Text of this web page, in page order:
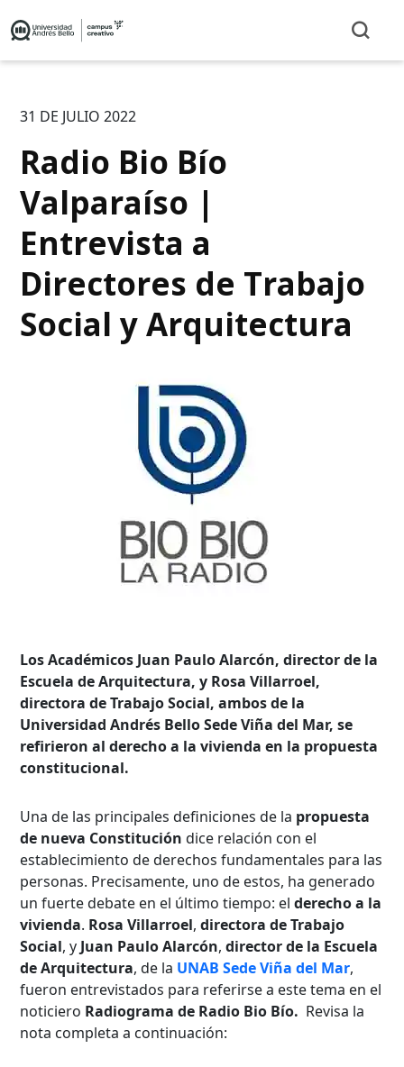
31 DE JULIO 2022
Radio Bio Bío
Valparaíso |
Entrevista a
Directores de Trabajo
Social y Arquitectura
Los Académicos Juan Paulo Alarcón, director de la
Escuela de Arquitectura, y Rosa Villarroel,
directora de Trabajo Social, ambos de la
Universidad Andrés Bello Sede Viña del Mar, se
refirieron al derecho a la vivienda en la propuesta
constitucional.
Una de las principales definiciones de la propuesta
de nueva Constitución dice relación con el
establecimiento de derechos fundamentales para las
personas. Precisamente, uno de estos, ha generado
un fuerte debate en el último tiempo: elderecho a la
vivienda. Rosa Villarroel,directora de Trabajo
Social, y Juan Paulo Alarcón,director de la Escuela
de Arquitectura, de la UNAB Sede Viña del Mar,
fueron entrevistados para referirse a este tema en el
noticiero Radiograma de Radio Bio Bío. Revisa la
nota completa a continuación:
Búsqueda Avanzada
Carrera